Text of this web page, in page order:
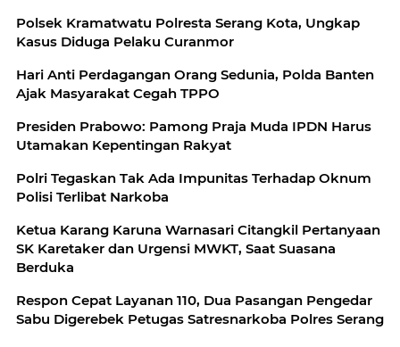
Polsek Kramatwatu Polresta Serang Kota, Ungkap
Kasus Diduga Pelaku Curanmor
Hari Anti Perdagangan Orang Sedunia, Polda Banten
Ajak Masyarakat Cegah TPPO
Presiden Prabowo: Pamong Praja Muda IPDN Harus
Utamakan Kepentingan Rakyat
Polri Tegaskan Tak Ada Impunitas Terhadap Oknum
Polisi Terlibat Narkoba
Ketua Karang Karuna Warnasari Citangkil Pertanyaan
SK Karetaker dan Urgensi MWKT, Saat Suasana
Berduka
Respon Cepat Layanan 110, Dua Pasangan Pengedar
Sabu Digerebek Petugas Satresnarkoba Polres Serang